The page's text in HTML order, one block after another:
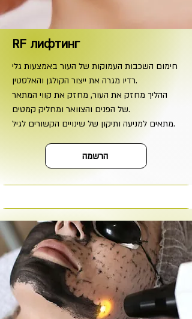
RF лифтинг
חימום השכבות העמוקות של העור באמצעות גלי
רדיו מגרה את ייצור הקולגן והאלסטין.
ההליך מחזק את העור, מחזק את קווי המתאר
של הפנים והצוואר ומחליק קמטים.
מתאים למניעה ותיקון של שינויים הקשורים לגיל.
הרשמה